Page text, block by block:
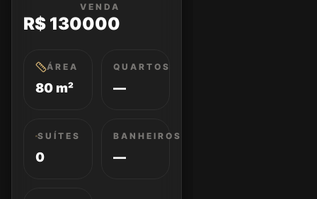
VENDA
R$ 130000
ÁREA
80 m²
QUARTOS
—
SUÍTES
0
BANHEIROS
—